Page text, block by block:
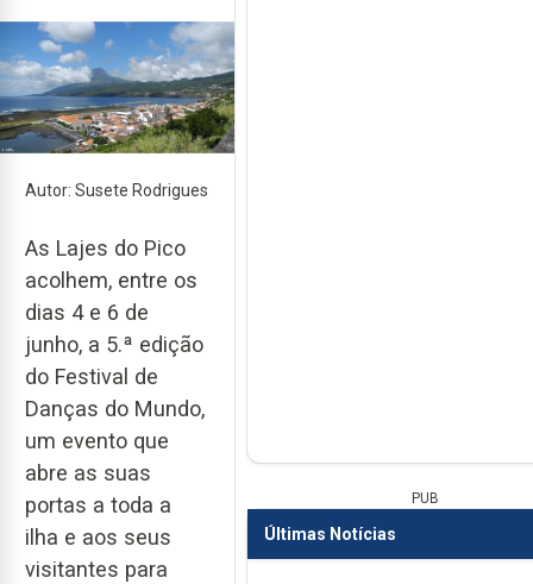
Autor: Susete Rodrigues
As Lajes do Pico
acolhem, entre os
dias 4 e 6 de
junho, a 5.ª edição
do Festival de
Danças do Mundo,
um evento que
abre as suas
portas a toda a
ilha e aos seus
visitantes para
PUB
Últimas Notícias